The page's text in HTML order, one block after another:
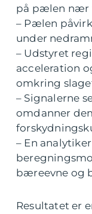
på pælen nær
– Pælen
under
– Udstyret
acceleration
omkring
– Signalerne
omdanner
– En
bæreevne og
Resultatet er